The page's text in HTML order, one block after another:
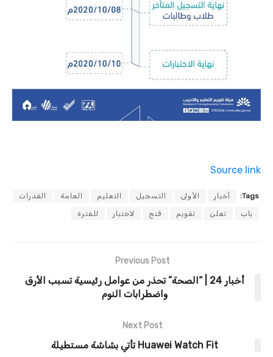
Source link
Tags: أخبار الأولى التسجيل التعليم العامة القدرات
باب تعلن تقويم فتح لاختبار للفترة
Previous Post
أخبار 24 | “الصحة” تحذر من عوامل رئيسية تسبب الأرق
واضطرابات النوم
Next Post
Huawei Watch Fit تأتي بشاشة مستطيلة